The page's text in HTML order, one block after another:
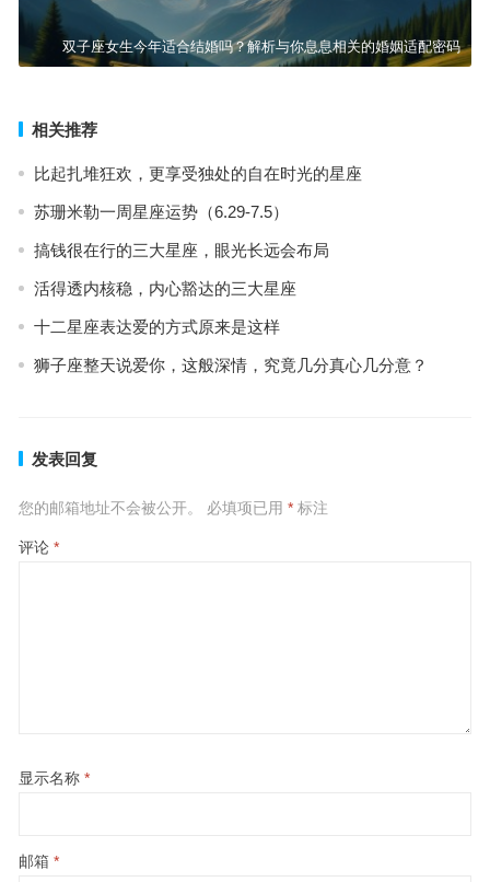
双子座女生今年适合结婚吗？解析与你息息相关的婚姻适配密码
相关推荐
比起扎堆狂欢，更享受独处的自在时光的星座
苏珊米勒一周星座运势（6.29-7.5）
搞钱很在行的三大星座，眼光长远会布局
活得透内核稳，内心豁达的三大星座
十二星座表达爱的方式原来是这样
狮子座整天说爱你，这般深情，究竟几分真心几分意？
发表回复
您的邮箱地址不会被公开。 必填项已用 *标注
评论 *
显示名称 *
邮箱 *